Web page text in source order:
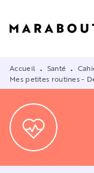
Accueil • Santé •
Mes petites routines -